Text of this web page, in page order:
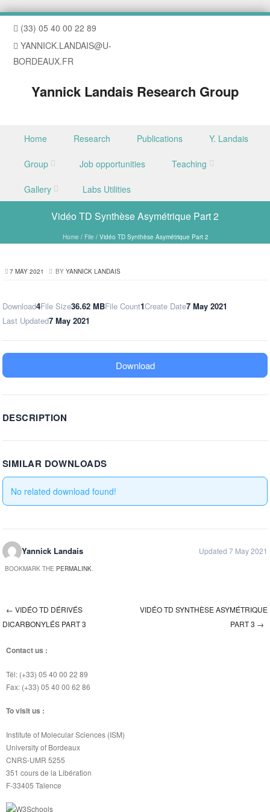
(33) 05 40 00 22 89
YANNICK.LANDAIS@U-
BORDEAUX.FR
Yannick Landais Research Group
Skip to content
Home Research Publications Y. Landais
Group Job opportunities Teaching
Gallery Labs Utilities
Vidéo TD Synthèse Asymétrique Part 2
Home / File / Vidéo TD Synthèse Asymétrique Part 2
7 MAY 2021 BY YANNICK LANDAIS
Download4File Size36.62 MBFile Count1Create Date7 May 2021
Last Updated7 May 2021
Download
DESCRIPTION
SIMILAR DOWNLOADS
No related download found!
Yannick Landais Updated 7 May 2021
BOOKMARK THE PERMALINK.
Post navigation
← VIDÉO TD DÉRIVÉS
DICARBONYLÉS PART 3
VIDÉO TD SYNTHÈSE ASYMÉTRIQUE
PART 3 →
Contact us :
Tél: (+33) 05 40 00 22 89
Fax: (+33) 05 40 00 62 86
To visit us :
Institute of Molecular Sciences (ISM)
University of Bordeaux
CNRS-UMR 5255
351 cours de la Libération
F-33405 Talence